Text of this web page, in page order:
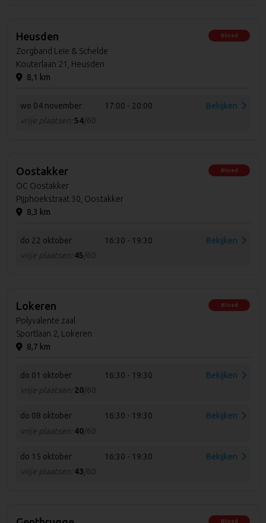
Heusden
Zorgband Leie & Schelde
Kouterlaan 21, Heusden
8,1 km
Bloed
wo 04 november
17:00 - 20:00
vrije plaatsen: 54/60
Bekijken
Oostakker
OC Oostakker
Pijphoekstraat 30, Oostakker
8,3 km
Bloed
do 22 oktober
16:30 - 19:30
vrije plaatsen: 45/60
Bekijken
Lokeren
Polyvalente zaal
Sportlaan 2, Lokeren
8,7 km
Bloed
do 01 oktober
16:30 - 19:30
vrije plaatsen: 20/60
Bekijken
do 08 oktober
16:30 - 19:30
vrije plaatsen: 40/60
Bekijken
do 15 oktober
16:30 - 19:30
vrije plaatsen: 43/60
Bekijken
Bloed